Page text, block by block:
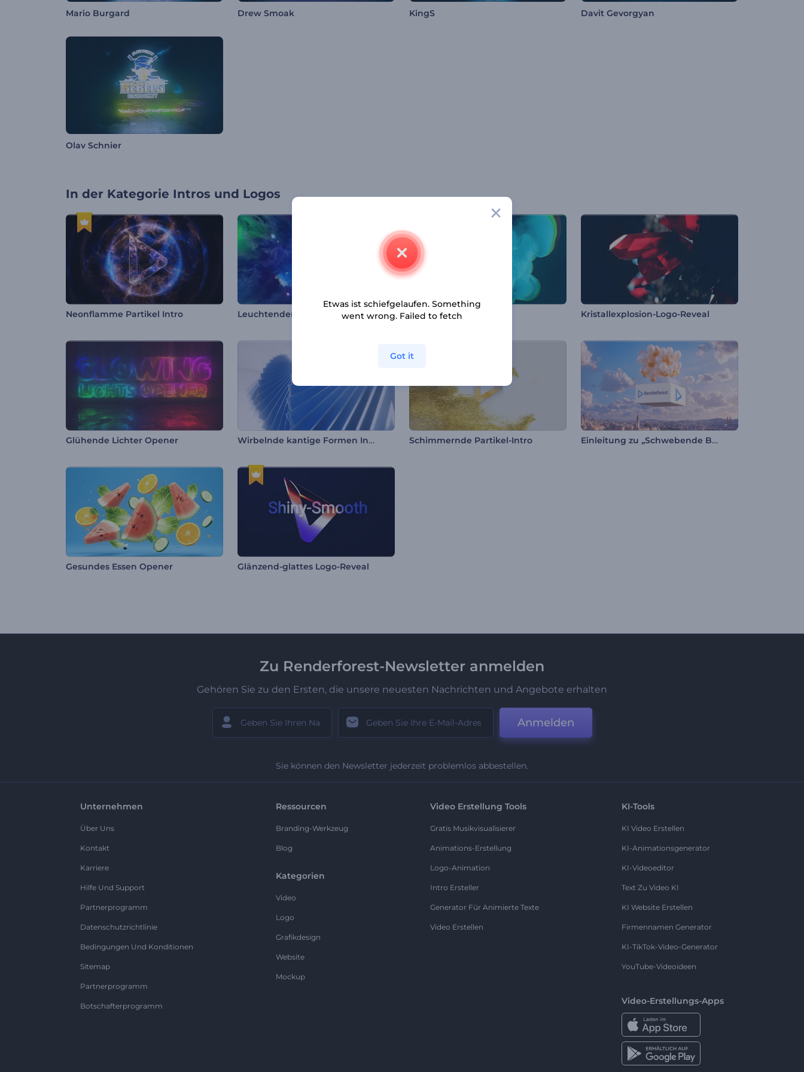
Mario Burgard Drew Smoak KingS Davit Gevorgyan
Olav Schnier
In der Kategorie Intros und Logos
Neonflamme Partikel Intro Leuchtender Nebel Logo-Reveal Rauch Logoanimation Kristallexplosion-Logo-Reveal
Glühende Lichter Opener Wirbelnde kantige Formen Intro Schimmernde Partikel-Intro Einleitung zu „Schwebende Ballons“
Gesundes Essen Opener Glänzend-glattes Logo-Reveal
Zu Renderforest-Newsletter anmelden
Gehören Sie zu den Ersten, die unsere neuesten Nachrichten und Angebote erhalten
Anmelden
Sie können den Newsletter jederzeit problemlos abbestellen.
Unternehmen
Über Uns
Kontakt
Karriere
Hilfe Und Support
Partnerprogramm
Datenschutzrichtlinie
Bedingungen Und Konditionen
Sitemap
Partnerprogramm
Botschafterprogramm
Ressourcen
Branding-Werkzeug
Blog
Kategorien
Video
Logo
Grafikdesign
Website
Mockup
Video Erstellung Tools
Gratis Musikvisualisierer
Animations-Erstellung
Logo-Animation
Intro Ersteller
Generator Für Animierte Texte
Video Erstellen
KI-Tools
KI Video Erstellen
KI-Animationsgenerator
KI-Videoeditor
Text Zu Video KI
KI Website Erstellen
Firmennamen Generator
KI-TikTok-Video-Generator
YouTube-Videoideen
Video-Erstellungs-Apps
Etwas ist schiefgelaufen. Something
went wrong. Failed to fetch
Got it